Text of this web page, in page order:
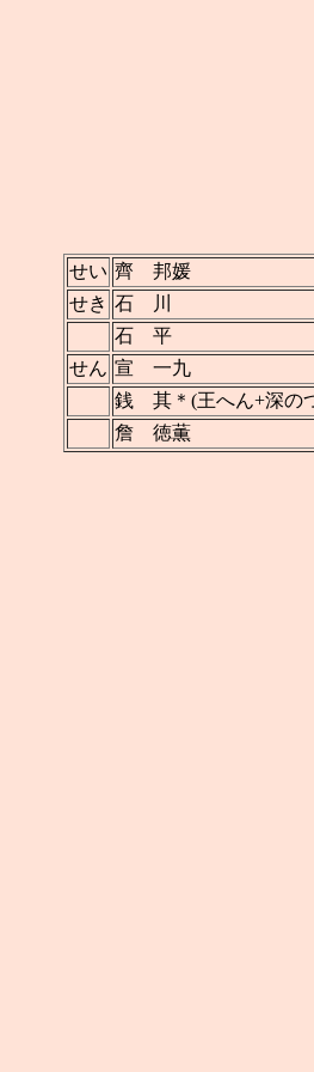
せい 齊 邦媛
せき 石 川
石 平
せん 宣 一九
銭 其＊(王へん+深の
詹 徳薫